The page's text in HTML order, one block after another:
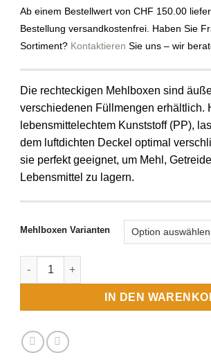
9.00
Ab einem Bestellwert von CHF 150.00
Bestellung versandkostenfrei. Haben Sie
Sortiment? Kontaktieren Sie uns – wir
Die rechteckigen Mehlboxen sind
verschiedenen Füllmengen erhältlich.
lebensmittelechtem Kunststoff (PP),
dem luftdichten Deckel optimal
sie perfekt geeignet, um Mehl,
Lebensmittel zu lagern.
Mehlboxen Varianten
Mehlboxen Menge
IN DEN